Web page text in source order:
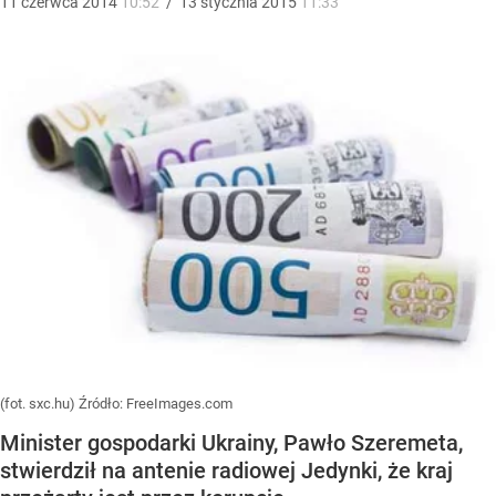
(fot. sxc.hu) Źródło: FreeImages.com
Minister gospodarki Ukrainy, Pawło Szeremeta,
stwierdził na antenie radiowej Jedynki, że kraj